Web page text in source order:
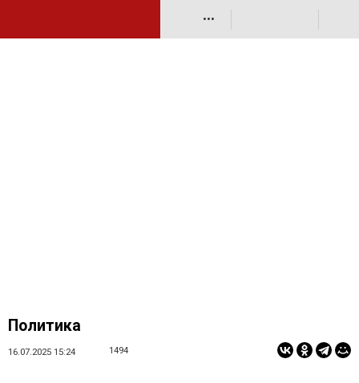
•••
Политика
16.07.2025 15:24 1494